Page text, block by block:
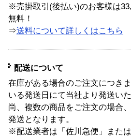
※売掛取引(後払い)のお客様は
無料！
⇒送料について詳しくはこちら
配送について
在庫がある場合のご注文につき
いる発送日にて当社より発送い
尚、複数の商品をご注文の場合
発送となります。
※配送業者は「佐川急便」また